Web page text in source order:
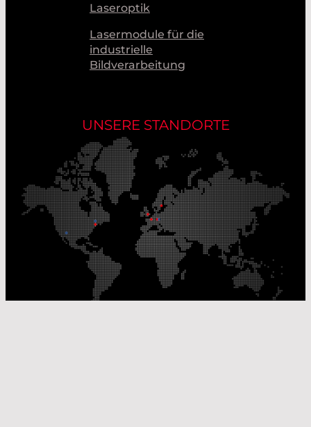
Laseroptik
Lasermodule für die
industrielle
Bildverarbeitung
UNSERE STANDORTE